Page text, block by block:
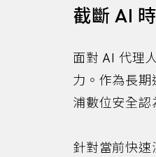
截斷 AI
面對 AI 代理
力。作為長
浦數位安全認
針對當前快